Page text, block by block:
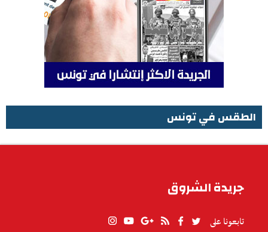
الطقس في تونس
جريدة الشروق
تابعونا على